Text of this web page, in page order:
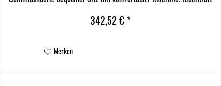
342,52 € *
Merken